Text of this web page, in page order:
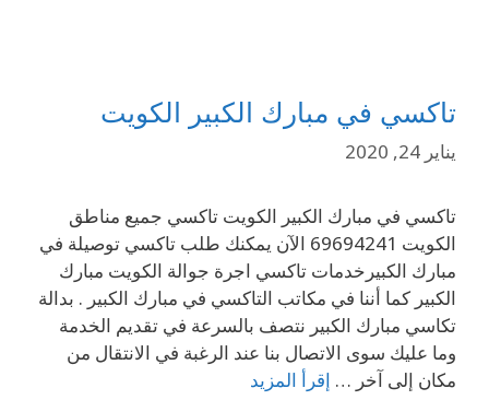
تاكسي في مبارك الكبير الكويت
يناير 24, 2020
تاكسي في مبارك الكبير الكويت تاكسي جميع مناطق
الكويت 69694241 الآن يمكنك طلب تاكسي توصيلة في
مبارك الكبيرخدمات تاكسي اجرة جوالة الكويت مبارك
الكبير كما أننا في مكاتب التاكسي في مبارك الكبير . بدالة
تكاسي مبارك الكبير نتصف بالسرعة في تقديم الخدمة
وما عليك سوى الاتصال بنا عند الرغبة في الانتقال من
مكان إلى آخر … إقرأ المزيد